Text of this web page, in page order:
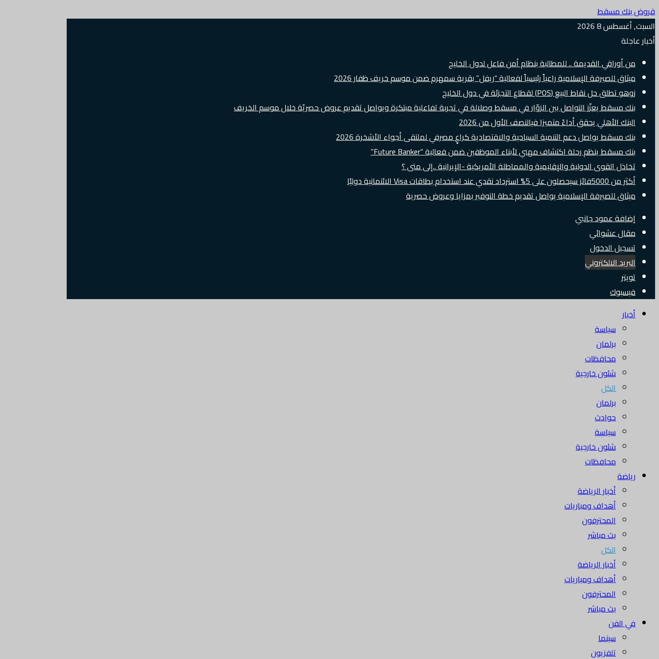
قروض بنك مسقط
السبت, أغسطس 8 2026
أخبار عاجلة
من أوراقي القديمة .. للمطالبة بنظام أمن فاعل لدول الخليج
ميثاق للصيرفة الإسلامية راعياً رئيسياً لفعالية “ريفل” بقرية سمهرم ضمن موسم خريف ظفار 2026
زوهو تطلق حل نقاط البيع (POS) لقطاع التجزئة في دول الخليج
بنك مسقط يعزّز التواصل بين الزوّار في مسقط وصلالة في تجربة تفاعلية مبتكرة ويواصل تقديم عروض حصريّة خلال موسم الخريف
البنك الأهلي يحقق أداءً متميزا فيالنصف الأول من 2026
بنك مسقط يواصل دعم التنمية السياحية والاقتصادية كراعٍ مصرفي لملتقى أجواء الأشخرة 2026
بنك مسقط ينظم رحلة اكتشاف مهني لأبناء الموظفين ضمن فعالية “Future Banker”
تخاذل القوى الدولية والإقليمية والمماطلة الأمريكية -الإيرانية ..إلى متى ؟
أكثر من 5000فائز سيحصلون على 5% استرداد نقدي عند استخدام بطاقات Visa الائتمانية دوليًا
ميثاق للصيرفة الإسلامية يواصل تقديم خطة التوفير بمزايا وعروض حصرية
إضافة عمود جانبي
مقال عشوائي
تسجيل الدخول
البريد الالكتروني
تويتر
فيسبوك
أخبار
سياسة
برلمان
محافظات
شئون خارجية
الكل
برلمان
حوادث
سياسة
شئون خارجية
محافظات
رياضة
أخبار الرياضة
أهداف ومباريات
المحترفون
بث مباشر
الكل
أخبار الرياضة
أهداف ومباريات
المحترفون
بث مباشر
في الفن
سينما
تلفزيون